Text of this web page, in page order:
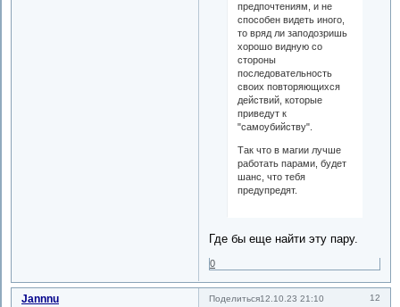
предпочтениям, и не
способен видеть иного,
то вряд ли заподозришь
хорошо видную со
стороны
последовательность
своих повторяющихся
действий, которые
приведут к
"самоубийству".
Так что в магии лучше
работать парами, будет
шанс, что тебя
предупредят.
Где бы еще найти эту пару.
0
Поделиться 12
12.10.23 21:10
Jannnu